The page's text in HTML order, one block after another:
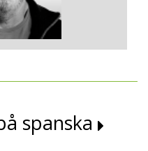
spanska